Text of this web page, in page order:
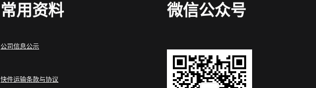
常用资料
公司信息公示
快件运输条款与协议
微信公众号